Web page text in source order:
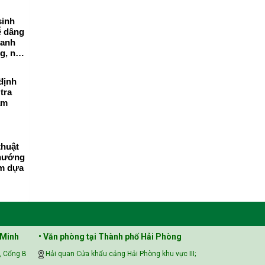
dâng
nhà
dựa
Cổng B
• Văn phòng tại Thành phố Hải Phòng
Hải quan Cửa khẩu cảng Hải Phòng khu vực III;